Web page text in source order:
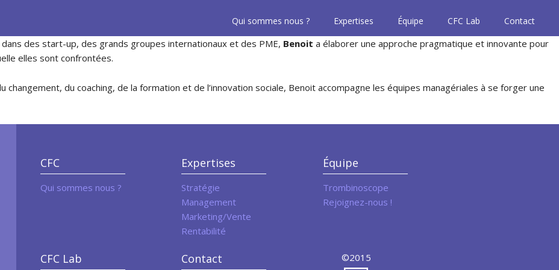
Qui sommes nous ? Expertises Équipe CFC Lab Contact
des start-up, des grands groupes internationaux et des PME, Benoit a élaborer une approche pragmatique et innovante pour
elles sont confrontées.
du coaching, de la formation et de l’innovation sociale, Benoit accompagne les équipes managériales à se forger une
CFC
Qui sommes nous ?
Expertises
Stratégie
Management
Marketing/Vente
Rentabilité
Équipe
Trombinoscope
Rejoignez-nous !
CFC Lab Contact ©2015